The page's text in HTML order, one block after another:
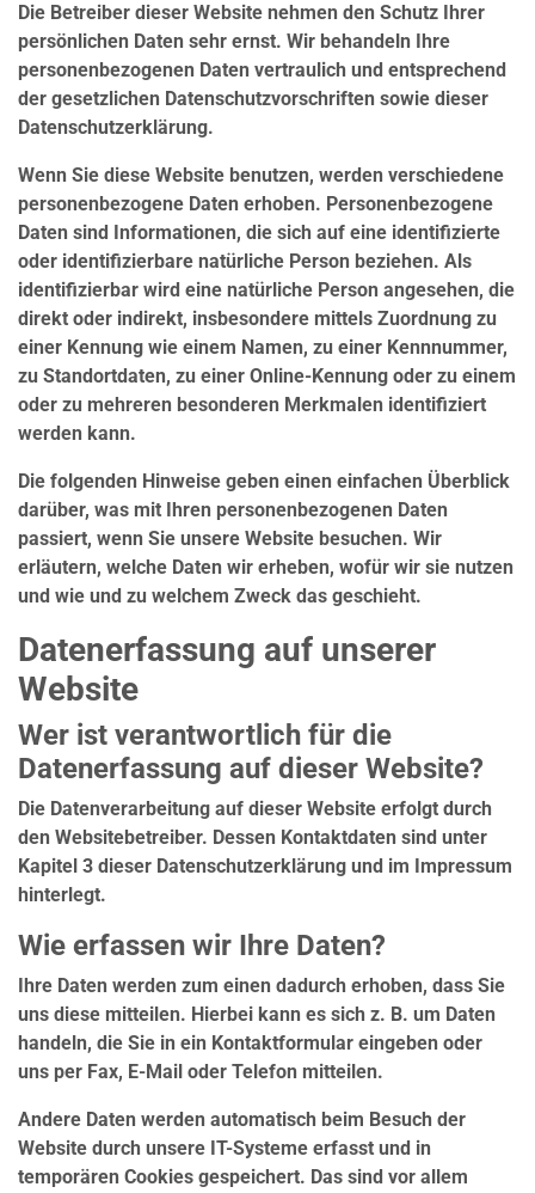
Die Betreiber dieser Website nehmen den Schutz Ihrer
persönlichen Daten sehr ernst. Wir behandeln Ihre
personenbezogenen Daten vertraulich und entsprechend
der gesetzlichen Datenschutzvorschriften sowie dieser
Datenschutzerklärung.
Wenn Sie diese Website benutzen, werden verschiedene
personenbezogene Daten erhoben. Personenbezogene
Daten sind Informationen, die sich auf eine identifizierte
oder identifizierbare natürliche Person beziehen. Als
identifizierbar wird eine natürliche Person angesehen, die
direkt oder indirekt, insbesondere mittels Zuordnung zu
einer Kennung wie einem Namen, zu einer Kennnummer,
zu Standortdaten, zu einer Online-Kennung oder zu einem
oder zu mehreren besonderen Merkmalen identifiziert
werden kann.
Die folgenden Hinweise geben einen einfachen Überblick
darüber, was mit Ihren personenbezogenen Daten
passiert, wenn Sie unsere Website besuchen. Wir
erläutern, welche Daten wir erheben, wofür wir sie nutzen
und wie und zu welchem Zweck das geschieht.
Datenerfassung auf unserer
Website
Wer ist verantwortlich für die
Datenerfassung auf dieser Website?
Die Datenverarbeitung auf dieser Website erfolgt durch
den Websitebetreiber. Dessen Kontaktdaten sind unter
Kapitel 3 dieser Datenschutzerklärung und im Impressum
hinterlegt.
Wie erfassen wir Ihre Daten?
Ihre Daten werden zum einen dadurch erhoben, dass Sie
uns diese mitteilen. Hierbei kann es sich z. B. um Daten
handeln, die Sie in ein Kontaktformular eingeben oder
uns per Fax, E-Mail oder Telefon mitteilen.
Andere Daten werden automatisch beim Besuch der
Website durch unsere IT-Systeme erfasst und in
temporären Cookies gespeichert. Das sind vor allem